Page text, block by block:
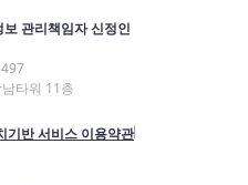
보 관리책임자 신정인
타워 11층
기반 서비스 이용약관